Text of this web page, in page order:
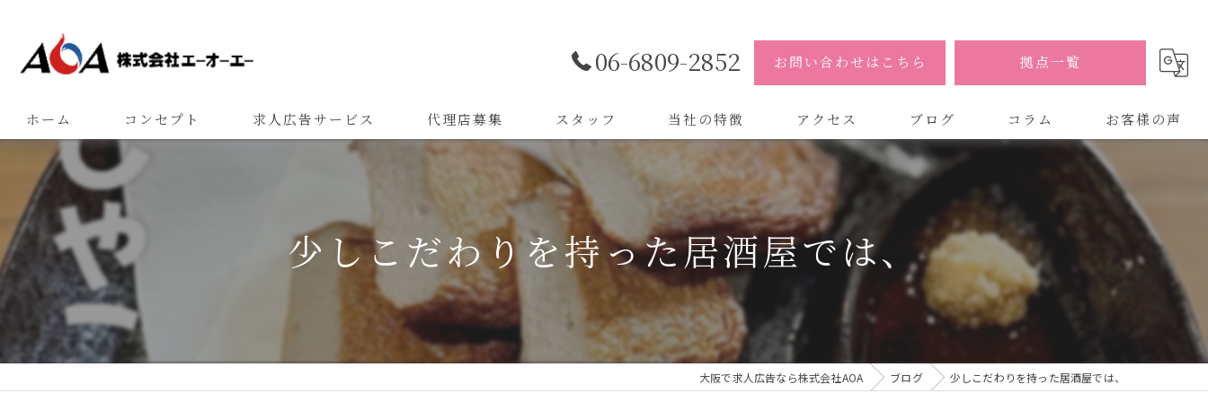
06-6809-2852 お問い合わせはこちら 拠点一覧
ホーム コンセプト 求人広告サービス 代理店募集 スタッフ 当社の特徴
制作
バイトル
会社
デザイン
アクセス
株式会社AOA
株式会社AOA 東京 渋谷オフィス
株式会社AOA 南森町オフィス
ブログ コラム お客様の声
少しこだわりを持った居酒屋では、
大阪で求人広告なら株式会社AOA ブログ 少しこだわりを持った居酒屋では、